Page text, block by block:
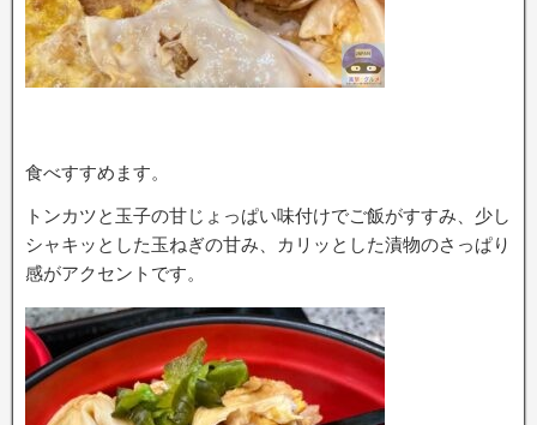
食べすすめます。
トンカツと玉子の甘じょっぱい味付けでご飯がすすみ、少し
シャキッとした玉ねぎの甘み、カリッとした漬物のさっぱり
感がアクセントです。